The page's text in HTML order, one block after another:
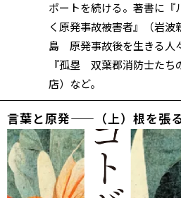
ポートを続ける。著書に『
く原発事故被害者』（岩波
島 原発事故後を生きる人
『孤塁 双葉郡消防士たち
店）など。
言葉と原発——（上）根を張